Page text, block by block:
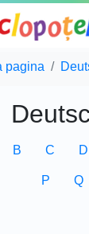
pagina
B C D
P Q